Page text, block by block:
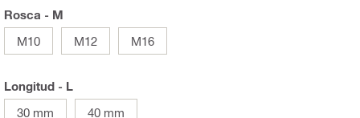
Rosca - M
M10
M12 M16
Longitud - L
30 mm
40 mm